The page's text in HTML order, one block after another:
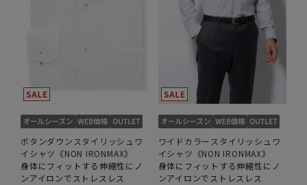
ボタンダウンスタイリッシュワ
イシャツ《NON IRONMAX》
身体にフィットする伸縮性にノ
ンアイロンでストレスレス
ワイドカラースタイリッシュワ
イシャツ《NON IRONMAX》
身体にフィットする伸縮性にノ
ンアイロンでストレスレス